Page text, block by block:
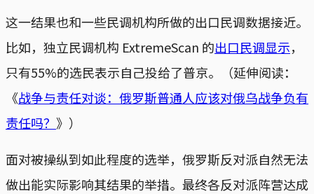
这一结果也和一些民调机构所做的出口民调数据接近。
比如，独立民调机构 ExtremeScan 的出口民调显示，
只有55%的选民表示自己投给了普京。（延伸阅读：
《战争与责任对谈：俄罗斯普通人应该对俄乌战争负有
责任吗？ 》）
面对被操纵到如此程度的选举，俄罗斯反对派自然无法
做出能实际影响其结果的举措。最终各反对派阵营达成